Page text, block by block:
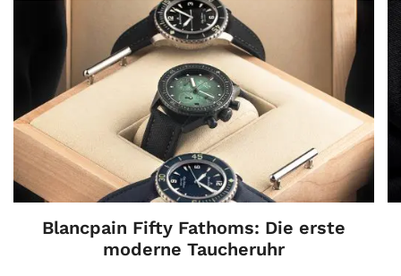
Blancpain Fifty Fathoms: Die erste
moderne Taucheruhr